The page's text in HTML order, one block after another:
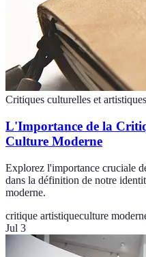
Critiques culturelles et artistiques
L'Importance de la
Culture Moderne
Explorez l'importance cruciale
dans la définition de notre
moderne.
critique artistiqueculture
Jul 3